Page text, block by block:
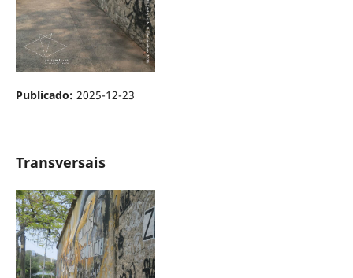
Publicado: 2025-12-23
Transversais